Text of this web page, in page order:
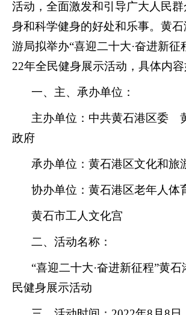
活动，全面激发和引导广大人民
身和科学健身的好处和乐事。 黄石
游局拟举办“喜迎二十大·奋进新征
22年全民健身展示活动 ， 具体内容
一、主、承办单位 ：
主办单位： 中共黄石港区委
政府
承办单位：黄石港区文化和旅
协办单位： 黄石港区老年人体
黄石市工人文化宫
二、 活动名称：
“喜迎二十大·奋进新征程”黄
民健身展示活动